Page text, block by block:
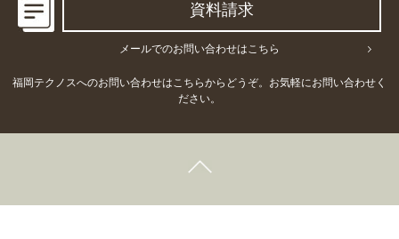
資料請求
メールでのお問い合わせはこちら
福岡テクノスへのお問い合わせはこちらからどうぞ。お気軽にお問い合わせく
ださい。